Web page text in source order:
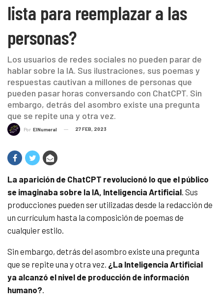
lista para reemplazar a las
personas?
Los usuarios de redes sociales no pueden parar de
hablar sobre la IA. Sus ilustraciones, sus poemas y
respuestas cautivan a millones de personas que
pueden pasar horas conversando con ChatCPT. Sin
embargo, detrás del asombro existe una pregunta
que se repite una y otra vez.
Por ElNumeral 27 FEB, 2023
La aparición de ChatCPT revolucionó lo que el público
se imaginaba sobre la IA, Inteligencia Artificial. Sus
producciones pueden ser utilizadas desde la redacción de
un currículum hasta la composición de poemas de
cualquier estilo.
Sin embargo, detrás del asombro existe una pregunta
que se repite una y otra vez. ¿La Inteligencia Artificial
ya alcanzó el nivel de producción de información
humano?.